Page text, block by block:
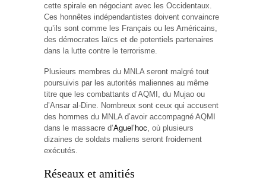
cette spirale en négociant avec les Occidentaux.
Ces honnêtes indépendantistes doivent convaincre
qu’ils sont comme les Français ou les Américains,
des démocrates laïcs et de potentiels partenaires
dans la lutte contre le terrorisme.
Plusieurs membres du MNLA seront malgré tout
poursuivis par les autorités maliennes au même
titre que les combattants d’AQMI, du Mujao ou
d’Ansar al-Dine. Nombreux sont ceux qui accusent
des hommes du MNLA d’avoir accompagné AQMI
dans le massacre d’Aguel’hoc , où plusieurs
dizaines de soldats maliens seront froidement
exécutés.
Réseaux et amitiés